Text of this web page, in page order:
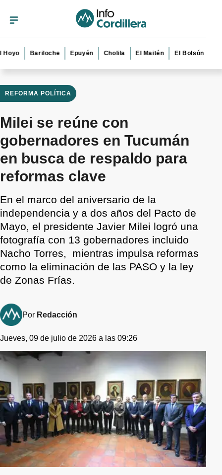
Bariloche Epuyén Cholila El Maitén El Bolsón Esquel
REFORMA POLÍTICA
Milei se reúne con
gobernadores en Tucumán
en busca de respaldo para
reformas clave
En el marco del aniversario de la
independencia y a dos años del Pacto de
Mayo, el presidente Javier Milei logró una
fotografía con 13 gobernadores incluido
Nacho Torres, mientras impulsa reformas
como la eliminación de las PASO y la ley
de Zonas Frías.
Por Redacción
Jueves, 09 de julio de 2026 a las 09:26